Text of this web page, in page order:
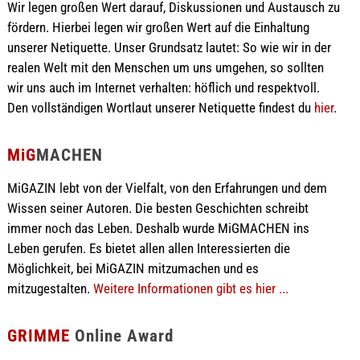
Wir legen großen Wert darauf, Diskussionen und Austausch zu
fördern. Hierbei legen wir großen Wert auf die Einhaltung
unserer Netiquette. Unser Grundsatz lautet: So wie wir in der
realen Welt mit den Menschen um uns umgehen, so sollten
wir uns auch im Internet verhalten: höflich und respektvoll.
Den vollständigen Wortlaut unserer Netiquette findest du hier.
MiGMACHEN
MiGAZIN lebt von der Vielfalt, von den Erfahrungen und dem
Wissen seiner Autoren. Die besten Geschichten schreibt
immer noch das Leben. Deshalb wurde MiGMACHEN ins
Leben gerufen. Es bietet allen allen Interessierten die
Möglichkeit, bei MiGAZIN mitzumachen und es
mitzugestalten. Weitere Informationen gibt es hier ...
GRIMME Online Award